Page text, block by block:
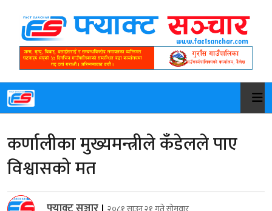
कर्णालीका मुख्यमन्त्रीले कँडेलले पाए
विश्वासको मत